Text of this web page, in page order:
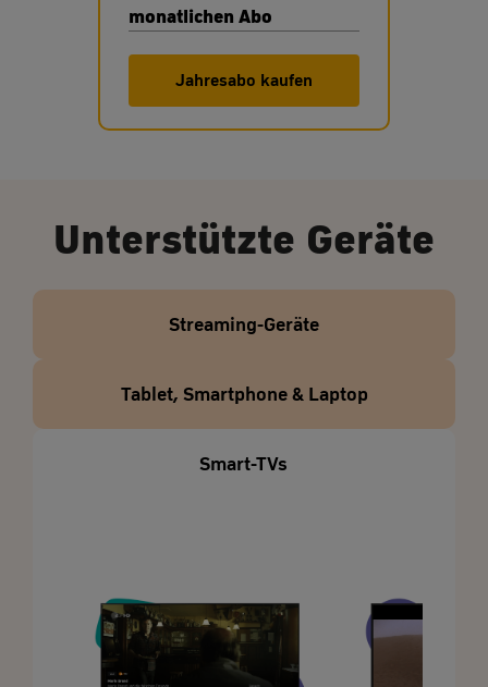
monatlichen Abo
Jahresabo kaufen
Unterstützte Geräte
Smart-TVs
Streaming-Geräte
Tablet, Smartphone & Laptop